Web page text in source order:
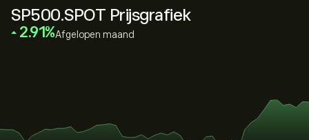
SP500.SPOT Prijsgrafiek
‎2.91‎ Afgelopen maand